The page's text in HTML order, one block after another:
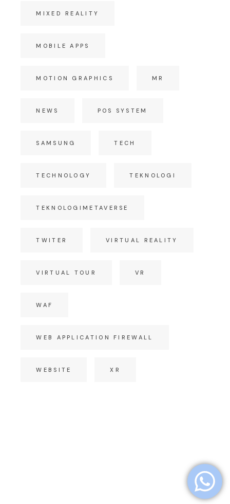
MIXED REALITY
MOBILE APPS
MOTION GRAPHICS MR
NEWS POS SYSTEM
SAMSUNG TECH
TECHNOLOGY TEKNOLOGI
TEKNOLOGIMETAVERSE
TWITER VIRTUAL REALITY
VIRTUAL TOUR VR
WAF
WEB APPLICATION FIREWALL
WEBSITE XR